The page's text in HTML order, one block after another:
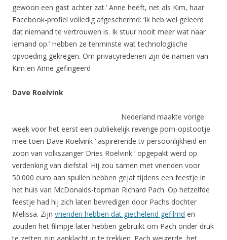
gewoon een gast achter zat.’ Anne heeft, net als Kim, haar
Facebook-profiel volledig afgeschermd: ‘Ik heb wel geleerd
dat niemand te vertrouwen is. Ik stuur nooit meer wat naar
iemand op.’ Hebben ze tenminste wat technologische
opvoeding gekregen. Om privacyredenen zijn de namen van
Kim en Anne gefingeerd
Dave Roelvink
Nederland maakte vorige
week voor het eerst een publiekelijk revenge porn-opstootje
mee toen Dave Roelvink ‘ aspirerende tv-persoonlijkheid en
zoon van volkszanger Dries Roelvink ‘ opgepakt werd op
verdenking van diefstal. Hij zou samen met vrienden voor
50.000 euro aan spullen hebben gejat tijdens een feestje in
het huis van McDonalds-topman Richard Pach. Op hetzelfde
feestje had hij zich laten bevredigen door Pachs dochter
Melissa. Zijn vrienden hebben dat giechelend gefilmd en
zouden het filmpje later hebben gebruikt om Pach onder druk